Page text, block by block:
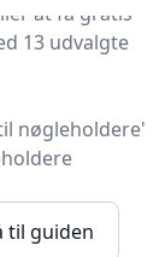
at få gratis
13 udvalgte
nøgleholdere'
til guiden